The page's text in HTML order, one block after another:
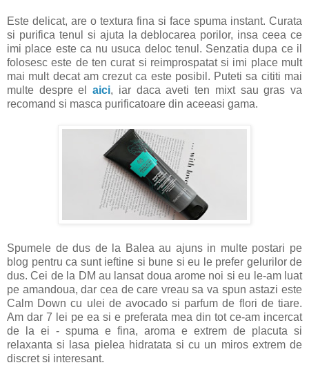
Este delicat, are o textura fina si face spuma instant. Curata
si purifica tenul si ajuta la deblocarea porilor, insa ceea ce
imi place este ca nu usuca deloc tenul. Senzatia dupa ce il
folosesc este de ten curat si reimprospatat si imi place mult
mai mult decat am crezut ca este posibil. Puteti sa cititi mai
multe despre elaici, iar daca aveti ten mixt sau gras va
recomand si masca purificatoare din aceeasi gama.
Spumele de dus de la Balea au ajuns in multe postari pe
blog pentru ca sunt ieftine si bune si eu le prefer gelurilor de
dus. Cei de la DM au lansat doua arome noi si eu le-am luat
pe amandoua, dar cea de care vreau sa va spun astazi este
Calm Down cu ulei de avocado si parfum de flori de tiare.
Am dar 7 lei pe ea si e preferata mea din tot ce-am incercat
de la ei - spuma e fina, aroma e extrem de placuta si
relaxanta si lasa pielea hidratata si cu un miros extrem de
discret si interesant.